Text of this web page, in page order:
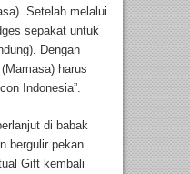
Setelah melalui
sepakat untuk
Dengan
harus
Indonesia”.
di babak
bergulir pekan
Gift kembali